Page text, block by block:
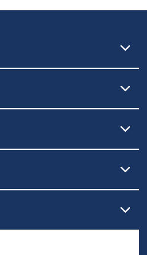
引換のご利用が可能です。
送料無料
利用ガイドを
だけるよう、サイズ交換の受付期